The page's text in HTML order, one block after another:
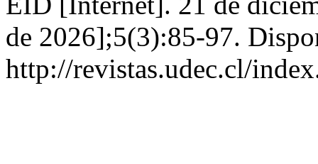
de 2026];5(3):85-97.
http://revistas.udec.cl/